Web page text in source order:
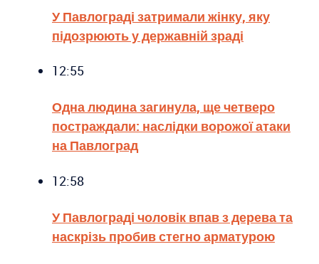
У Павлограді затримали жінку, яку
підозрюють у державній зраді
12:55
Одна людина загинула, ще четверо
постраждали: наслідки ворожої атаки
на Павлоград
12:58
У Павлограді чоловік впав з дерева та
наскрізь пробив стегно арматурою